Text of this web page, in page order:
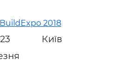
2018
Київ